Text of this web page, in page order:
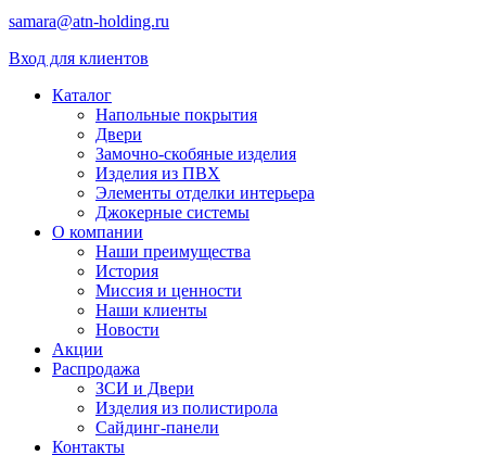
samara@atn-holding.ru
Вход для клиентов
Каталог
Напольные покрытия
Двери
Замочно-скобяные изделия
Изделия из ПВХ
Элементы отделки интерьера
Джокерные системы
О компании
Наши преимущества
История
Миссия и ценности
Наши клиенты
Новости
Акции
Распродажа
ЗСИ и Двери
Изделия из полистирола
Сайдинг-панели
Контакты